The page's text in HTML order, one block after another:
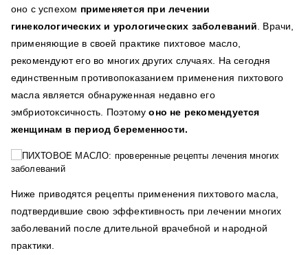
оно с успехом применяется при лечении
гинекологических и урологических заболеваний. Врачи,
применяющие в своей практике пихтовое масло,
рекомендуют его во многих других случаях. На сегодня
единственным противопоказанием применения пихтового
масла является обнаруженная недавно его
эмбриотоксичность. Поэтомуоно не рекомендуется
женщинам в период беременности.
Ниже приводятся рецепты применения пихтового масла,
подтвердившие свою эффективность при лечении многих
заболеваний после длительной врачебной и народной
практики.